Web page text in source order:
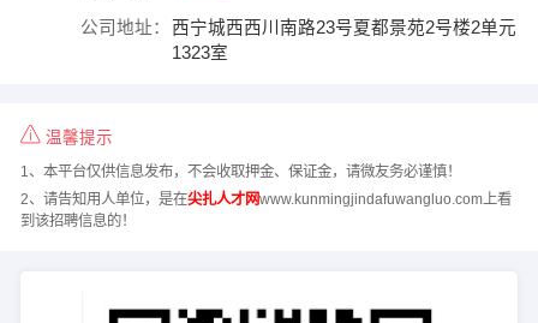
公司地址：
西宁城西西川南路23号夏都景苑2号楼2单元
1323室
温馨提示
1、本平台仅供信息发布，不会收取押金、保证金，请微友务必谨慎！
2、请告知用人单位，是在尖扎人才网www.kunmingjindafuwangluo.com上看
到该招聘信息的！